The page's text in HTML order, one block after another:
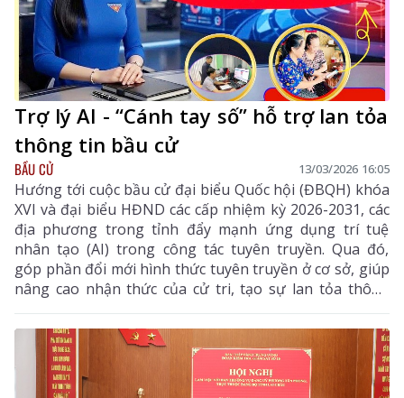
Trợ lý AI - “Cánh tay số” hỗ trợ lan tỏa
thông tin bầu cử
BẦU CỬ 13/03/2026 16:05
Hướng tới cuộc bầu cử đại biểu Quốc hội (ĐBQH) khóa
XVI và đại biểu HĐND các cấp nhiệm kỳ 2026-2031, các
địa phương trong tỉnh đẩy mạnh ứng dụng trí tuệ
nhân tạo (AI) trong công tác tuyên truyền. Qua đó,
góp phần đổi mới hình thức tuyên truyền ở cơ sở, giúp
nâng cao nhận thức của cử tri, tạo sự lan tỏa thông
tin bầu cử sâu, rộng, nhanh và toàn diện hơn.